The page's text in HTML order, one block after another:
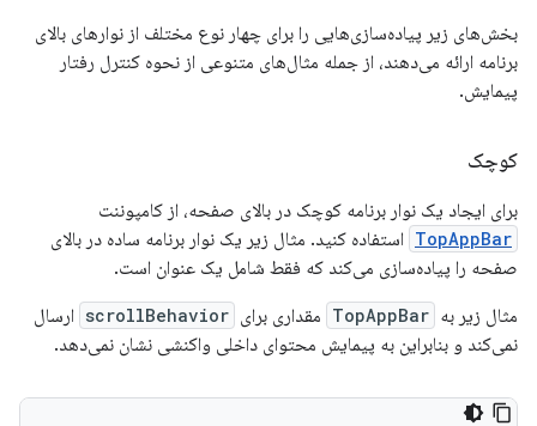
بخش‌های زیر پیاده‌سازی‌هایی را برای چهار نوع مختلف از نوارهای بالای
برنامه ارائه می‌دهند، از جمله مثال‌های متنوعی از نحوه کنترل رفتار
پیمایش.
کوچک
برای ایجاد یک نوار برنامه کوچک در بالای صفحه، از کامپوننت
TopAppBar استفاده کنید. مثال زیر یک نوار برنامه ساده در بالای
صفحه را پیاده‌سازی می‌کند که فقط شامل یک عنوان است.
مثال زیر به TopAppBar مقداری برای scrollBehavior ارسال
نمی‌کند و بنابراین به پیمایش محتوای داخلی واکنشی نشان نمی‌دهد.